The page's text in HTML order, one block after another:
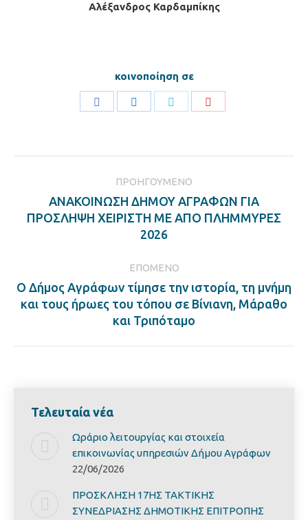
Αλέξανδρος Καρδαμπίκης
κοινοποίηση σε
ΠΡΟΗΓΟΎΜΕΝΟ
Previous
post:
ΑΝΑΚΟΙΝΩΣΗ ΔΗΜΟΥ ΑΓΡΑΦΩΝ ΓΙΑ
ΠΡΟΣΛΗΨΗ ΧΕΙΡΙΣΤΗ ΜΕ ΑΠΟ ΠΛΗΜΜΥΡΕΣ
2026
ΕΠΌΜΕΝΟ
Next
post:
Ο Δήμος Αγράφων τίμησε την ιστορία, τη μνήμη
και τους ήρωες του τόπου σε Βίνιανη, Μάραθο
και Τριπόταμο
Τελευταία νέα
Ωράριο λειτουργίας και στοιχεία
επικοινωνίας υπηρεσιών Δήμου Αγράφων
22/06/2026
ΠΡΟΣΚΛΗΣΗ 17ΗΣ ΤΑΚΤΙΚΗΣ
ΣΥΝΕΔΡΙΑΣΗΣ ΔΗΜΟΤΙΚΗΣ ΕΠΙΤΡΟΠΗΣ